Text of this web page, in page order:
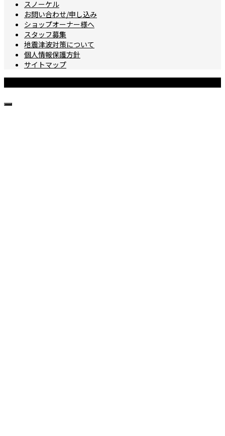
スノーケル
お問い合わせ/申し込み
ショップオーナー様へ
スタッフ募集
地震津波対策について
個人情報保護方針
サイトマップ